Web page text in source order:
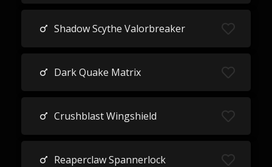
Shadow Scythe Valorbreaker
Dark Quake Matrix
Crushblast Wingshield
Reaperclaw Spannerlock